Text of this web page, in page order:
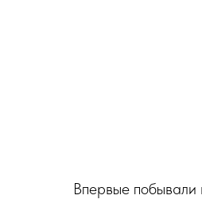
Впервые побывали